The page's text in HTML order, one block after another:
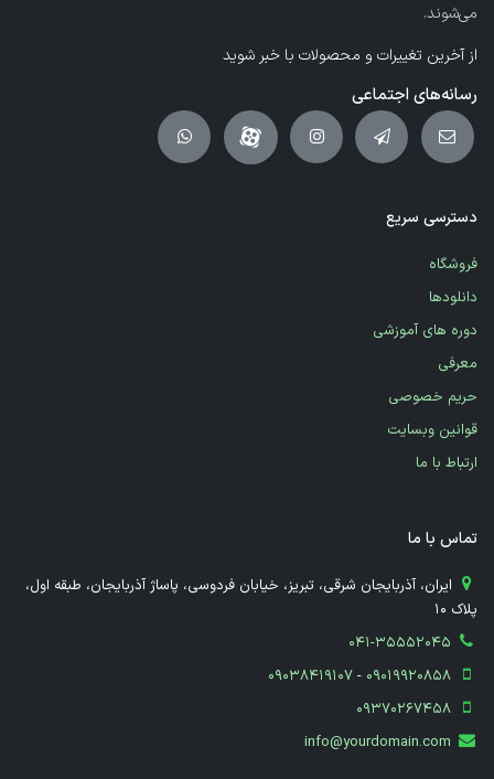
می‌شوند.
از آخرین تغییرات و محصولات با خبر شوید
رسانه‌های اجتماعی
دسترسی سریع
فروشگاه
دانلودها
دوره های آموزشی
معرفی
حریم خصوصی
قوانین وبسایت
ارتباط با ما
تماس با ما
​ ایران، آذربایجان شرقی، تبریز، خیابان فردوسی، پاساژ آذربایجان، طبقه اول،
پلاک 10
041-35552045
09038419107-09019920858
09370267458
info@yourdomain.com